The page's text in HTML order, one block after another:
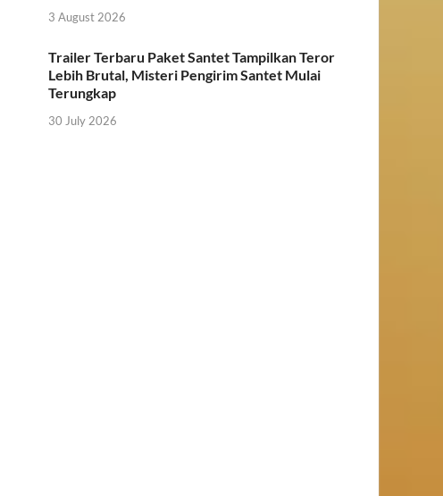
3 August 2026
Trailer Terbaru Paket Santet Tampilkan Teror
Lebih Brutal, Misteri Pengirim Santet Mulai
Terungkap
30 July 2026